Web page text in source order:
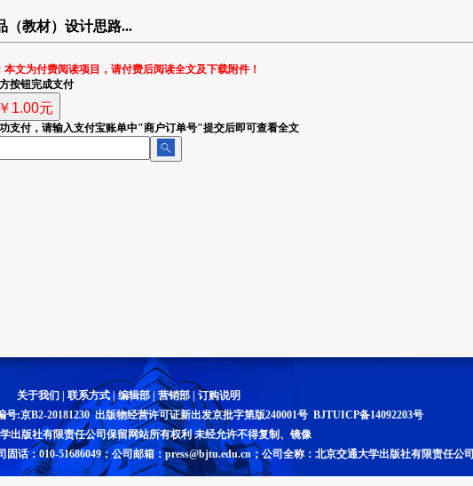
（教材）设计思路...
本文为付费阅读项目，请付费后阅读全文及下载附件！
按钮完成支付
￥1.00元
支付，请输入支付宝账单中"商户订单号"提交后即可查看全文
关于我们 联系方式|编辑部| 营销部| 订购说明
:京B2-20181230 出版物经营许可证新出发京批字第版240001号 BJTUICP备14092203号
出版社有限责任公司保留网站所有权利 未经允许不得复制、镜像
话：010-51686049；公司邮箱：press@bjtu.edu.cn；公司全称：北京交通大学出版社有限责任公司